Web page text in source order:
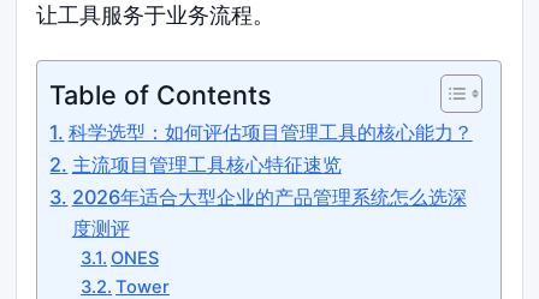
让工具服务于业务流程。
Table of Contents
科学选型：如何评估项目管理工具的核心能力？
主流项目管理工具核心特征速览
2026年适合大型企业的产品管理系统怎么选深
度测评
ONES
Tower